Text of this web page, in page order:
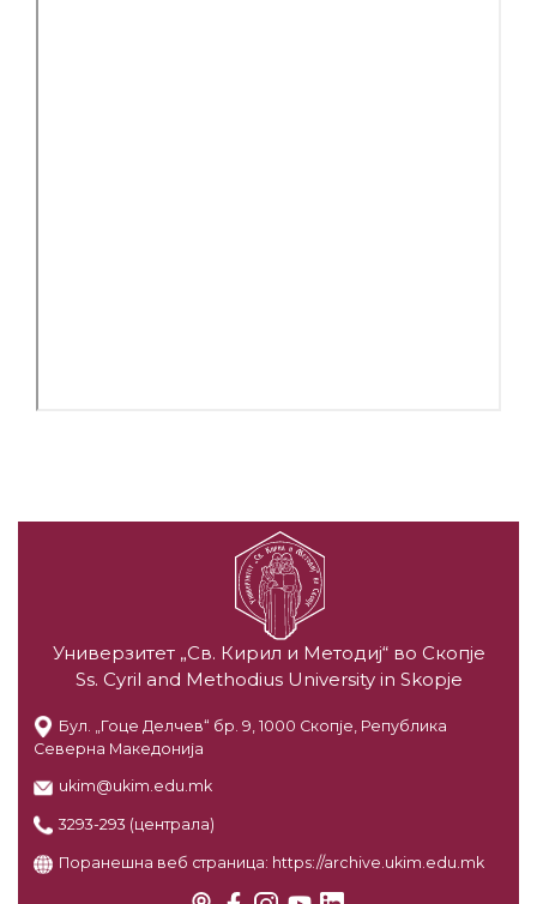
Универзитет „Св. Кирил и Методиј“ во Скопје
Ss. Cyril and Methodius University in Skopje
Бул. „Гоце Делчев“ бр. 9, 1000 Скопје, Република
Северна Македонија
ukim@ukim.edu.mk
3293-293 (централа)
Поранешна веб страница: https://archive.ukim.edu.mk